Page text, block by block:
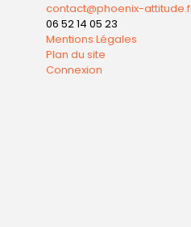
contact@phoenix-
06 52 14 05 23
Mentions Légales
Plan du site
Connexion